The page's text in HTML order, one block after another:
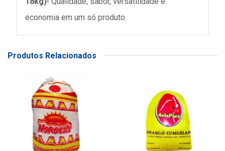
economia em um só produto.
Produtos Relacionados